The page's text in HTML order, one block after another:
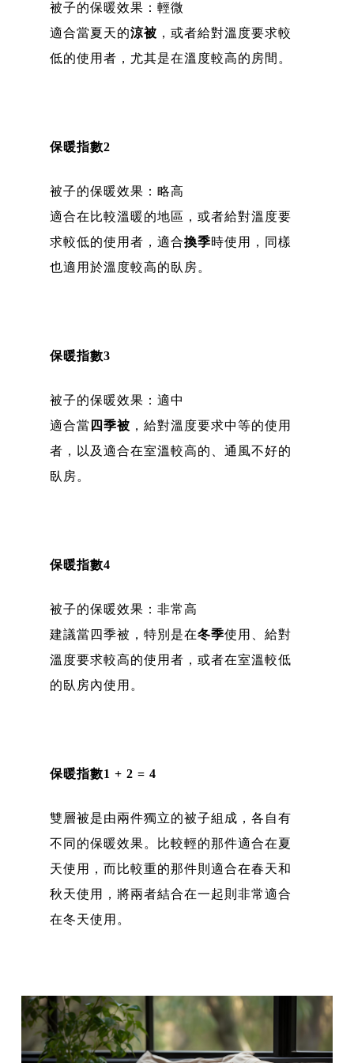
被子的保暖效果：輕微
適合當夏天的涼被 ，或者給對溫度要求較
低的使用者，尤其是在溫度較高的房間。
保暖指數2
被子的保暖效果：略高
適合在比較溫暖的地區，或者給對溫度要
求較低的使用者，適合換季時使用，同樣
也適用於溫度較高的臥房。
保暖指數3
被子的保暖效果：適中
適合當 四季被 ，給對溫度要求中等的使用
者，以及適合在室溫較高的、通風不好的
臥房。
保暖指數4
被子的保暖效果：非常高
建議當四季被，特別是在冬季使用、給對
溫度要求較高的使用者，或者在室溫較低
的臥房內使用。
保暖指數1 + 2 = 4
雙層被是由兩件獨立的被子組成，各自有
不同的保暖效果。比較輕的那件適合在夏
天使用，而比較重的那件則適合在春天和
秋天使用，將兩者結合在一起則非常適合
在冬天使用。